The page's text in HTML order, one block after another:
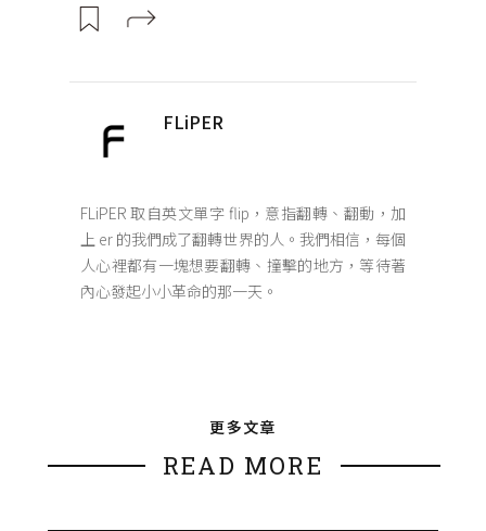
FLiPER
FLiPER 取自英文單字 flip，意指翻轉、翻動，加
上 er 的我們成了翻轉世界的人。我們相信，每個
人心裡都有一塊想要翻轉、撞擊的地方，等待著
內心發起小小革命的那一天。
更多文章
READ MORE